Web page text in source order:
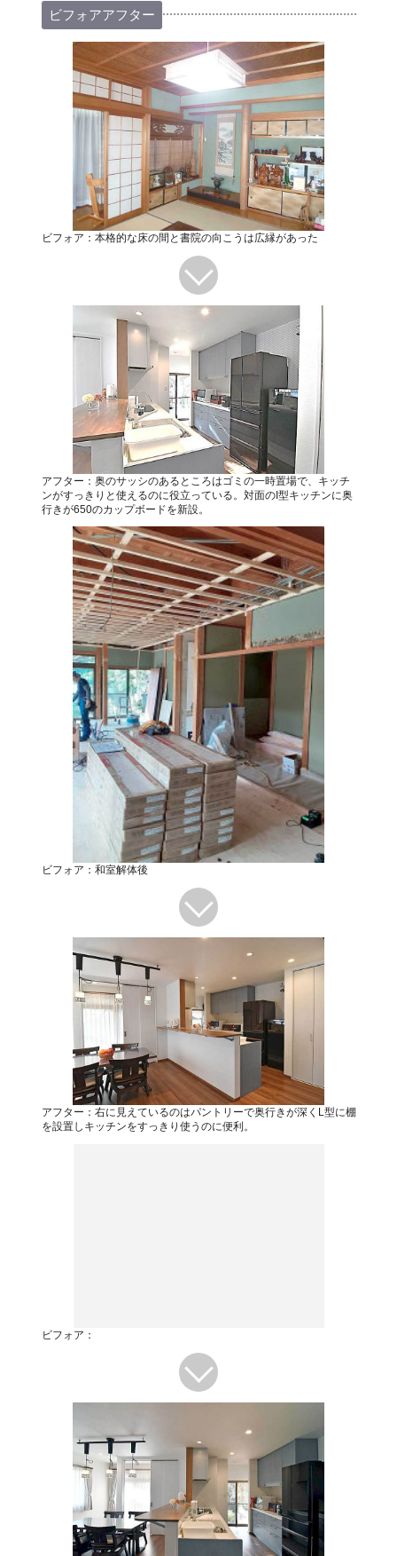
ビフォアアフター
ビフォア：本格的な床の間と書院の向こうは広縁があった
アフター：奥のサッシのあるところはゴミの一時置場で、キッチ
ンがすっきりと使えるのに役立っている。対面のI型キッチンに奥
行きが650のカップボードを新設。
ビフォア：和室解体後
アフター：右に見えているのはパントリーで奥行きが深くL型に棚
を設置しキッチンをすっきり使うのに便利。
ビフォア：